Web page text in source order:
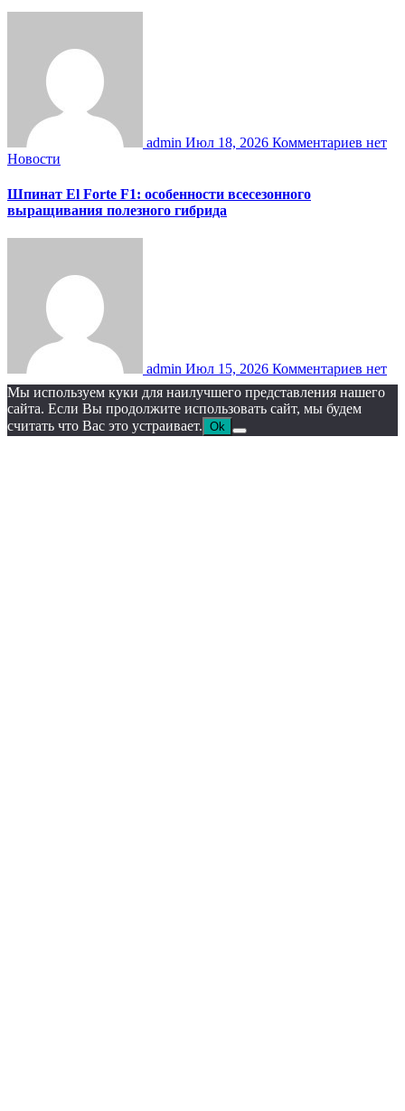
admin Июл 18, 2026 Комментариев нет
Новости
Шпинат El Forte F1: особенности всесезонного
выращивания полезного гибрида
admin Июл 15, 2026 Комментариев нет
Мы используем куки для наилучшего представления нашего
сайта. Если Вы продолжите использовать сайт, мы будем
считать что Вас это устраивает. Ok